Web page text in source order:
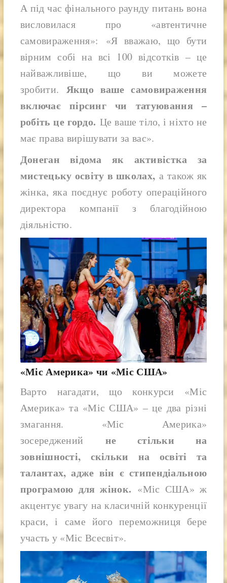
А під час фінального раунду питань вона
висловилася про «автентичне
самовираження»: «Я вважаю, що бути
вірним собі на всі 100 відсотків – це
найважливіше, що ви можете
зробити. Якщо ваше самовираження
включає пірсинг чи татуювання –
робіть це гордо. Це ваше тіло, і ніхто не
має права вирішувати за вас».
Донеган відома як активістка за
мистецьку освіту в школах, а також як
жінка, яка поєднує роботу операційного
директора компанії з благодійною
діяльністю.
«Міс Америка» чи «Міс США»
Варто нагадати, що конкурси «Міс
Америка» та «Міс США» – це два різні
змагання. «Міс Америка»
зосереджений не стільки на
зовнішності, скільки на освіті та
талантах, адже він є стипендіальною
програмою для жінок. «Міс США» ж
акцентує увагу на класичній конкуренції
краси, і саме його переможниця бере
участь у «Міс Всесвіт».